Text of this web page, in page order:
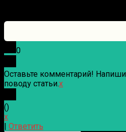
0
Оставьте комментарий!
поводу статьи.x
()
x
Ответить